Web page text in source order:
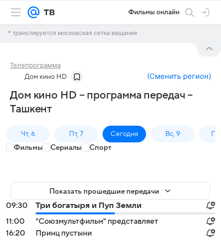
Фильмы онлайн
* транслируется московская сетка вещания
Телепрограмма
Дом кино HD (Сменить регион)
Дом кино HD – программа передач –
Ташкент
Чт, 6 Пт, 7 Сегодня Вс, 9
Фильмы Сериалы Спорт
Показать прошедшие передачи
09:30
Три богатыря и Пуп Земли
11:00
"Союзмультфильм" представляет
16:20
Принц пустыни